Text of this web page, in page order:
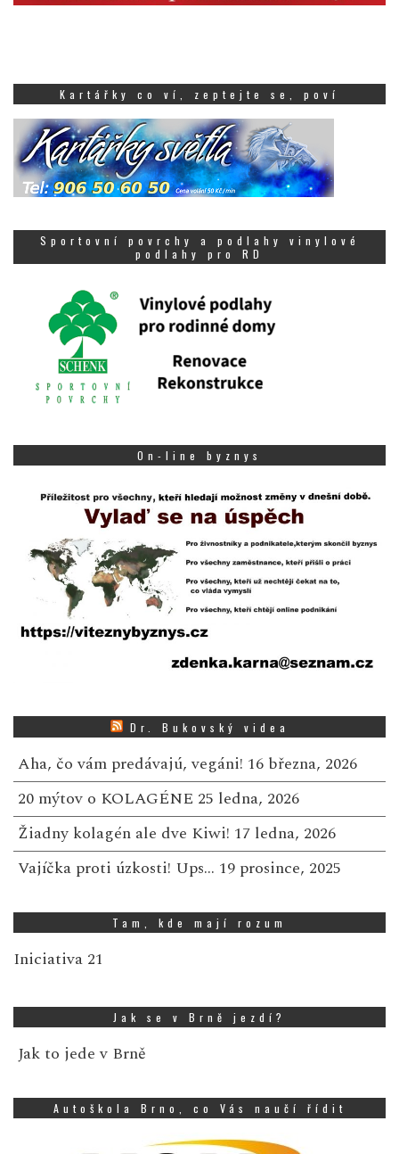
Kartářky co ví, zeptejte se, poví
Sportovní povrchy a podlahy vinylové
podlahy pro RD
On-line byznys
Dr. Bukovský videa
Aha, čo vám predávajú, vegáni! 16 března, 2026
20 mýtov o KOLAGÉNE 25 ledna, 2026
Žiadny kolagén ale dve Kiwi! 17 ledna, 2026
Vajíčka proti úzkosti! Ups… 19 prosince, 2025
Tam, kde mají rozum
Iniciativa 21
Jak se v Brně jezdí?
Jak to jede v Brně
Autoškola Brno, co Vás naučí řídit